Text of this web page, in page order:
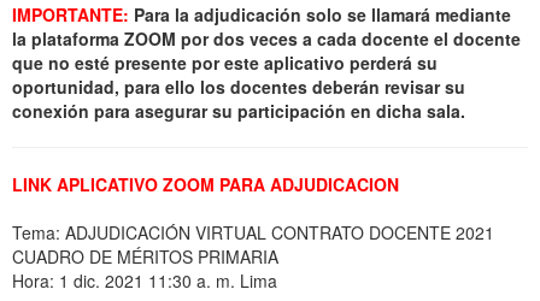
IMPORTANTE: Para la adjudicación solo se llamará mediante
la plataforma ZOOM por dos veces a cada docente el docente
que no esté presente por este aplicativo perderá su
oportunidad, para ello los docentes deberán revisar su
conexión para asegurar su participación en dicha sala.
LINK APLICATIVO ZOOM PARA ADJUDICACION
Tema: ADJUDICACIÓN VIRTUAL CONTRATO DOCENTE 2021
CUADRO DE MÉRITOS PRIMARIA
Hora: 1 dic. 2021 11:30 a. m. Lima